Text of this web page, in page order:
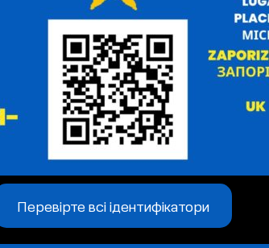
Перевірте всі ідентифікатори